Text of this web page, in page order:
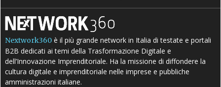
Nextwork360 è il più grande network in Italia di testate e portali
B2B dedicati ai temi della Trasformazione Digitale e
dell’Innovazione Imprenditoriale. Ha la missione di diffondere la
cultura digitale e imprenditoriale nelle imprese e pubbliche
amministrazioni italiane.